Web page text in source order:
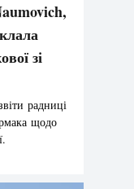
зі
радниці
щодо